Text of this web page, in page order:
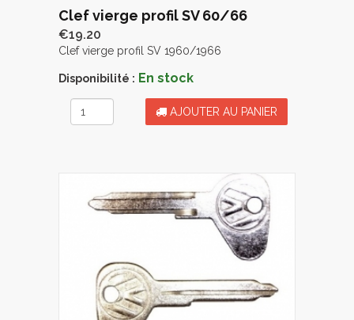
Clef vierge profil SV 60/66
€19.20
Clef vierge profil SV 1960/1966
Disponibilité : En stock
AJOUTER AU PANIER